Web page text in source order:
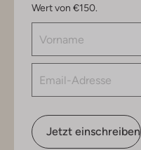
Wert von €150.
Jetzt einschreiben